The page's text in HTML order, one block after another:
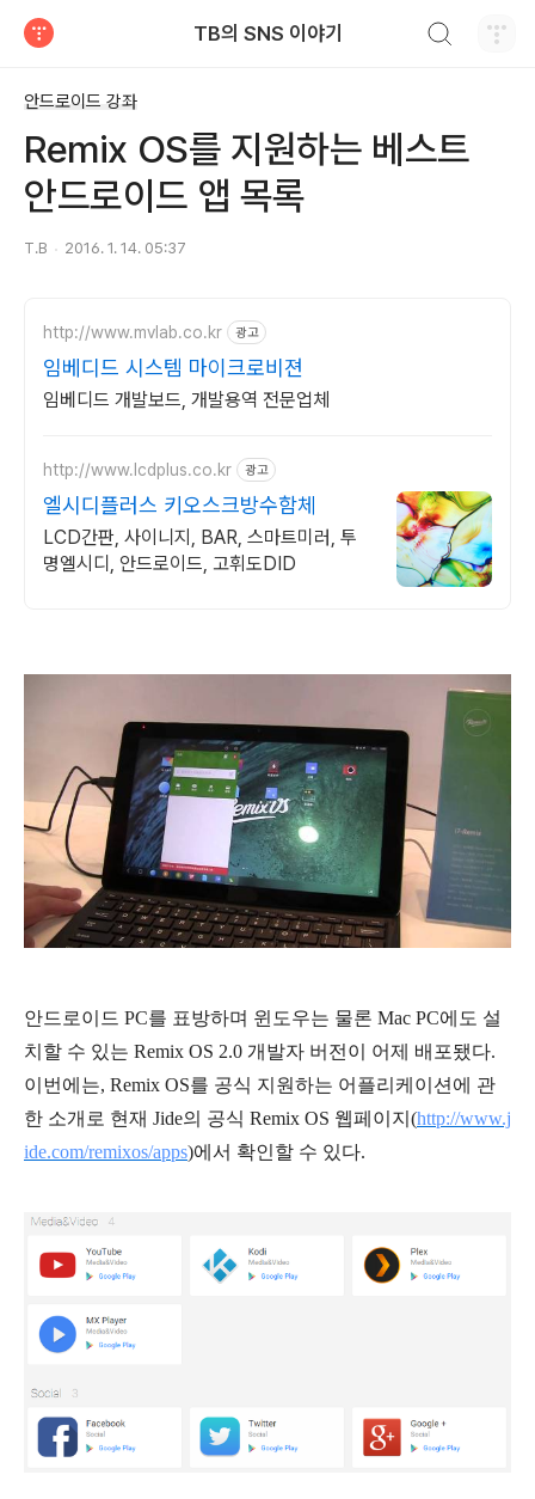
TB의 SNS 이야기
안드로이드 강좌
Remix OS를 지원하는 베스트
안드로이드 앱 목록
T.B 2016. 1. 14. 05:37
http://www.mvlab.co.kr 광고
임베디드 시스템 마이크로비젼
임베디드 개발보드, 개발용역 전문업체
http://www.lcdplus.co.kr 광고
엘시디플러스 키오스크방수함체
LCD간판, 사이니지, BAR, 스마트미러, 투
명엘시디, 안드로이드, 고휘도DID
안드로이드 PC를 표방하며 윈도우는 물론 Mac PC에도 설
치할 수 있는 Remix OS 2.0 개발자 버전이 어제 배포됐다.
이번에는, Remix OS를 공식 지원하는 어플리케이션에 관
한 소개로 현재 Jide의 공식 Remix OS 웹페이지(http://www.j
ide.com/remixos/apps)에서 확인할 수 있다.